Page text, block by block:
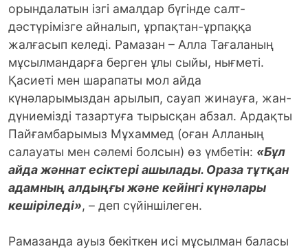
орындалатын ізгі амалдар бүгінде салт-
дәстүрімізге айналып, ұрпақтан-ұрпаққа
жалғасып келеді. Рамазан – Алла Тағаланың
мұсылмандарға берген ұлы сыйы, нығметі.
Қасиеті мен шарапаты мол айда
күнәларымыздан арылып, сауап жинауға, жан-
дүниемізді тазартуға тырысқан абзал. Ардақты
Пайғамбарымыз Мұхаммед (оған Алланың
салауаты мен сәлемі болсын) өз үмбетін: «Бұл
айда жәннат есіктері ашылады. Ораза тұтқан
адамның алдыңғы және кейінгі күнәлары
кешіріледі», – деп сүйіншілеген.
Рамазанда ауыз бекіткен исі мұсылман баласы